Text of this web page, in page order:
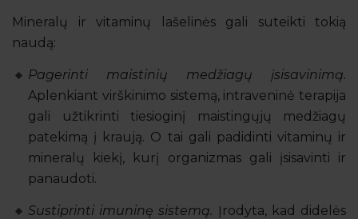
Mineralų ir vitaminų lašelinės gali suteikti tokią
naudą:
Pagerinti maistinių medžiagų įsisavinimą.
Aplenkiant virškinimo sistemą, intraveninė terapija
gali užtikrinti tiesioginį maistingųjų medžiagų
patekimą į kraują. O tai gali padidinti vitaminų ir
mineralų kiekį, kurį organizmas gali įsisavinti ir
panaudoti.
Sustiprinti imuninę sistemą. Įrodyta, kad didelės